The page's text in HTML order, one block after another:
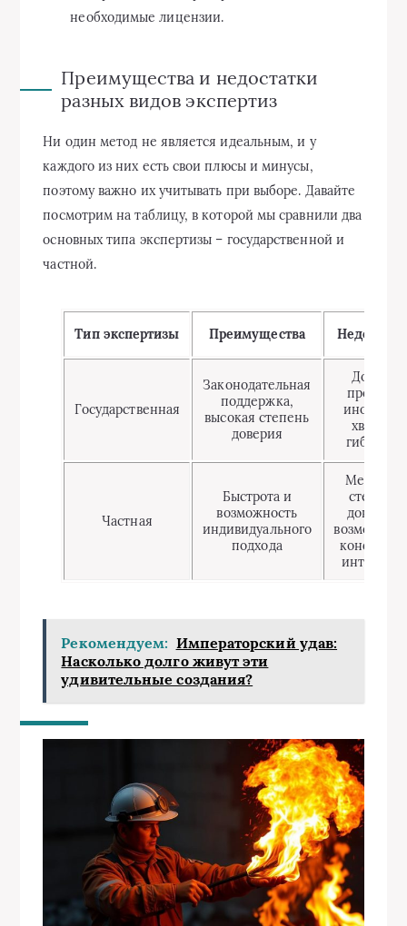
необходимые лицензии.
Преимущества и недостатки
разных видов экспертиз
Ни один метод не является идеальным, и у
каждого из них есть свои плюсы и минусы,
поэтому важно их учитывать при выборе. Давайте
посмотрим на таблицу, в которой мы сравнили два
основных типа экспертизы – государственной и
частной.
Тип экспертизы Преимущества
Государственная
Законодательная
поддержка,
высокая степень
доверия
Долгий
процесс,
иногда не
хватает
гибкости
Частная
Быстрота и
возможность
индивидуального
подхода
Меньшая
степень
доверия,
интересов
Рекомендуем: Императорский удав:
Насколько долго живут эти
удивительные создания?